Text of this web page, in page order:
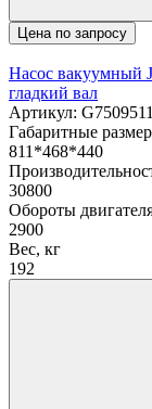
Цена по запросу
Насос вакуумный
гладкий вал
Артикул:
Габаритные
811*468*440
30800
Обороты
2900
Вес, кг
192